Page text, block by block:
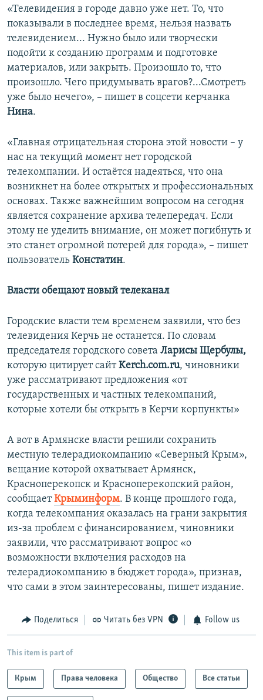
«Телевидения в городе давно уже нет. То, что
показывали в последнее время, нельзя назвать
телевидением... Нужно было или творчески
подойти к созданию программ и подготовке
материалов, или закрыть. Произошло то, что
произошло. Чего придумывать врагов?...Смотреть
уже было нечего», – пишет в соцсети керчанка
Нина.
«Главная отрицательная сторона этой новости – у
нас на текущий момент нет городской
телекомпании. И остаётся надеяться, что она
возникнет на более открытых и профессиональных
основах. Также важнейшим вопросом на сегодня
является сохранение архива телепередач. Если
этому не уделить внимание, он может погибнуть и
это станет огромной потерей для города», – пишет
пользователь Констатин.
Власти обещают новый телеканал
Городские власти тем временем заявили, что без
телевидения Керчь не останется. По словам
председателя городского совета Ларисы Щербулы,
которую цитирует сайтKerch.com.ru, чиновники
уже рассматривают предложения «от
государственных и частных телекомпаний,
которые хотели бы открыть в Керчи корпункты»
А вот в Армянске власти решили сохранить
местную телерадиокомпанию «Северный Крым»,
вещание которой охватывает Армянск,
Красноперекопск и Красноперекопский район,
сообщаетКрыминформ. В конце прошлого года,
когда телекомпания оказалась на грани закрытия
из-за проблем с финансированием, чиновники
заявили, что рассматривают вопрос «о
возможности включения расходов на
телерадиокомпанию в бюджет города», признав,
что сами в этом заинтересованы, пишет издание.
Поделиться Читать без VPN Follow us
This item is part of
Крым Права человека Общество Все статьи